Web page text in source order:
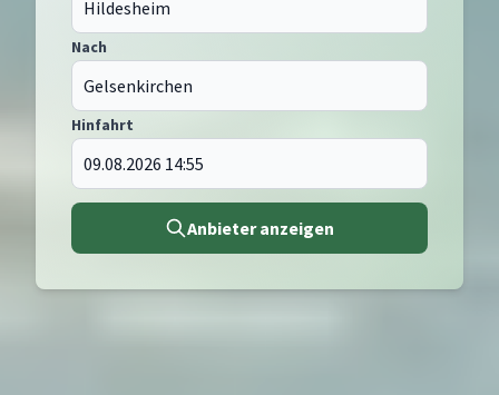
Nach
Hinfahrt
Anbieter anzeigen